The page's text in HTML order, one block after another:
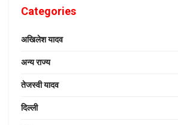
Categories
अखिलेश यादव
अन्य राज्य
तेजस्वी यादव
दिल्ली